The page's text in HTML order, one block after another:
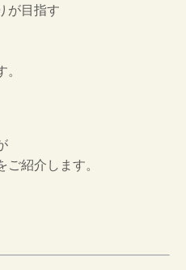
が目指す
紹介します。